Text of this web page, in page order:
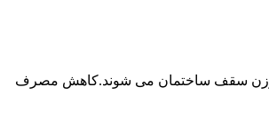
وزن سقف ساختمان می شوند.کاهش مصرف